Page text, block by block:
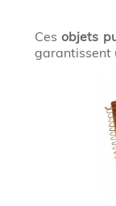
Cesobjets
garantissent